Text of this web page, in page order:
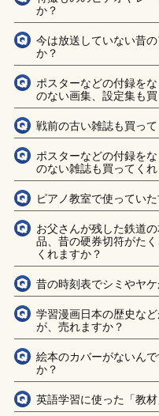
か？
今は放送していない昔
か？
ポスターなどの付録を
のない画集、設定集も
戦前の古い雑誌も買っ
ポスターなどの付録を
のない雑誌も買ってくれ
ピアノ教室で使ってい
お父さんが残した鉄道
品、昔の硬券切符がた
くれますか？
昔の時刻表でシミやヤ
学習漫画日本の歴史な
が、売れますか？
絵本のカバーがないん
か？
英語学習に使った「教